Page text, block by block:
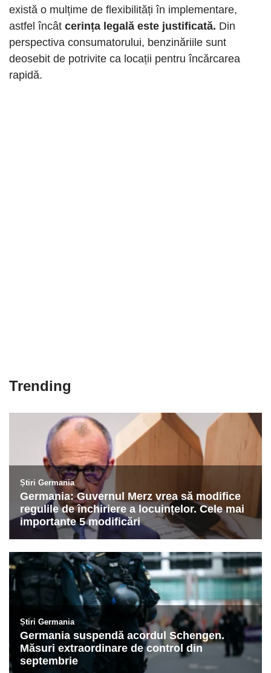
există o mulțime de flexibilități în implementare,
astfel încât cerința legală este justificată. Din
perspectiva consumatorului, benzinăriile sunt
deosebit de potrivite ca locații pentru încărcarea
rapidă.
Trending